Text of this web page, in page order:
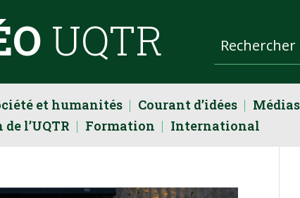
UQTR
et humanités Courant d’idées Médias
l’UQTR Formation International